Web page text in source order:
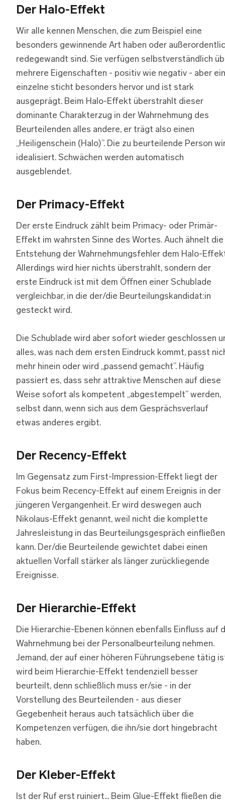
Der Halo-Effekt
Wir alle kennen Menschen, die zum Beispiel eine
besonders gewinnende Art haben oder
redegewandt sind. Sie verfügen selbstverständlich
mehrere Eigenschaften - positiv wie negativ - aber
einzelne sticht besonders hervor und ist stark
ausgeprägt. Beim Halo-Effekt überstrahlt dieser
dominante Charakterzug in der Wahrnehmung des
Beurteilenden alles andere, er trägt also einen
„Heiligenschein (Halo)”. Die zu beurteilende Person
idealisiert. Schwächen werden automatisch
ausgeblendet.
Der Primacy-Effekt
Der erste Eindruck zählt beim Primacy- oder Primär-
Effekt im wahrsten Sinne des Wortes. Auch ähnelt die
Entstehung der Wahrnehmungsfehler dem Halo-
Allerdings wird hier nichts überstrahlt, sondern der
erste Eindruck ist mit dem Öffnen einer Schublade
vergleichbar, in die der/die Beurteilungskandidat:in
gesteckt wird.
Die Schublade wird aber sofort wieder geschlossen
alles, was nach dem ersten Eindruck kommt, passt
mehr hinein oder wird „passend gemacht”. Häufig
passiert es, dass sehr attraktive Menschen auf diese
Weise sofort als kompetent „abgestempelt” werden,
selbst dann, wenn sich aus dem Gesprächsverlauf
etwas anderes ergibt.
Der Recency-Effekt
Im Gegensatz zum First-Impression-Effekt liegt der
Fokus beim Recency-Effekt auf einem Ereignis in der
jüngeren Vergangenheit. Er wird deswegen auch
Nikolaus-Effekt genannt, weil nicht die komplette
Jahresleistung in das Beurteilungsgespräch einfließen
kann. Der/die Beurteilende gewichtet dabei einen
aktuellen Vorfall stärker als länger zurückliegende
Ereignisse.
Der Hierarchie-Effekt
Die Hierarchie-Ebenen können ebenfalls Einfluss auf
Wahrnehmung bei der Personalbeurteilung nehmen.
Jemand, der auf einer höheren Führungsebene tätig
wird beim Hierarchie-Effekt tendenziell besser
beurteilt, denn schließlich muss er/sie - in der
Vorstellung des Beurteilenden - aus dieser
Gegebenheit heraus auch tatsächlich über die
Kompetenzen verfügen, die ihn/sie dort hingebracht
haben.
Der Kleber-Effekt
Ist der Ruf erst ruiniert... Beim Glue-Effekt fließen die